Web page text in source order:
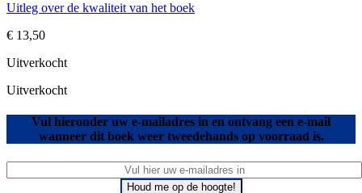
Uitleg over de kwaliteit van het boek
€ 13,50
Uitverkocht
Uitverkocht
Vul hieronder uw e-mailadres in en ontvang een e-mail
wanneer dit boek weer tweedehands op voorraad is.
Houd me op de hoogte!